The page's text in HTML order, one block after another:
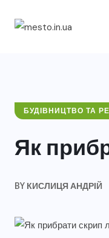
БУДІВНИЦТВО ТА
Як
BY КИСЛИЦЯ АНДРІЙ